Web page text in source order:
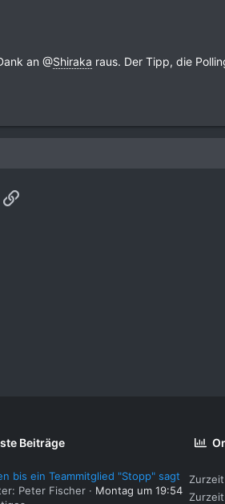
an @Shiraka raus. Der Tipp, die
Link
Beiträge
bis ein Teammitglied "Stopp" sagt
Peter Fischer
Montag um 19:54